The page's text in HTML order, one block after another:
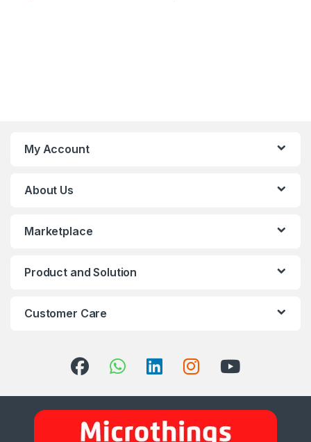
My Account
About Us
Marketplace
Product and Solution
Customer Care